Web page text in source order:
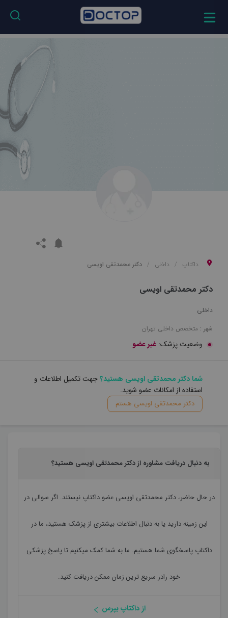
داکتاپ داخلی دکتر محمدتقی اویسی
دکتر محمدتقی اویسی
داخلی
شهر : متخصص داخلی تهران
وضعیت پزشک: غیر عضو
شما دکتر محمدتقی اویسی هستید؟جهت تکمیل اطلاعات و
استفاده از امکانات عضو شوید.
دکتر محمدتقی اویسی هستم
به دنبال دریافت مشاوره از دکتر محمدتقی اویسی هستید؟
در حال حاضر،دکتر محمدتقی اویسی عضو داکتاپ نیستند. اگر سوالی در
این زمینه دارید یا به دنبال اطلاعات بیشتری از پزشک هستید، ما در
داکتاپ پاسخگوی شما هستیم. ما به شما کمک میکنیم تا پاسخ پزشکی
خود رادر سریع ترین زمان ممکن دریافت کنید.
از داکتاپ بپرس